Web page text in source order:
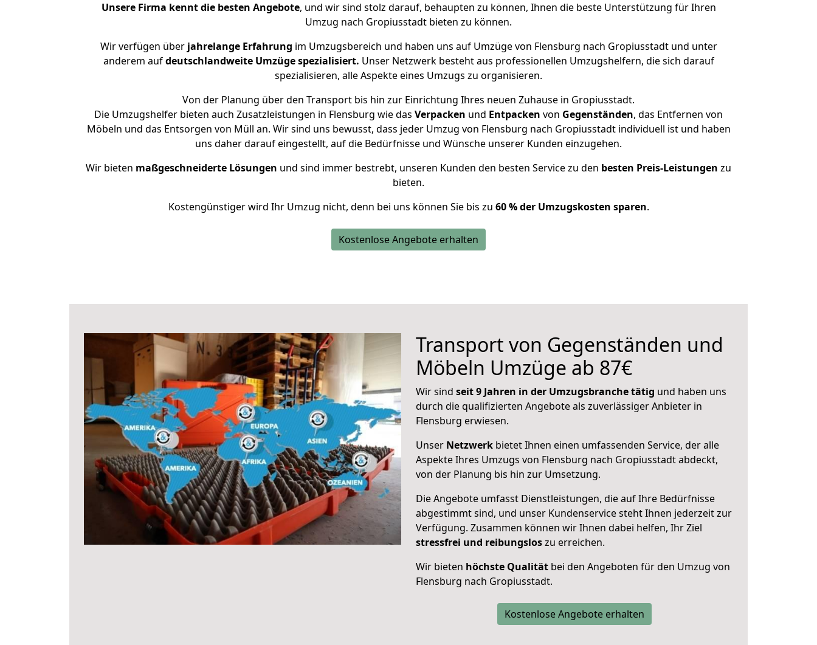
Unsere Firma kennt die besten Angebote, und wir sind stolz darauf, behaupten zu können, Ihnen die beste Unterstützung für Ihren
Umzug nach Gropiusstadt bieten zu können.
Wir verfügen überjahrelange Erfahrung im Umzugsbereich und haben uns auf Umzüge von Flensburg nach Gropiusstadt und unter
anderem aufdeutschlandweite Umzüge spezialisiert. Unser Netzwerk besteht aus professionellen Umzugshelfern, die sich darauf
spezialisieren, alle Aspekte eines Umzugs zu organisieren.
Von der Planung über den Transport bis hin zur Einrichtung Ihres neuen Zuhause in Gropiusstadt.
Die Umzugshelfer bieten auch Zusatzleistungen in Flensburg wie das Verpacken und Entpacken von Gegenständen, das Entfernen von
Möbeln und das Entsorgen von Müll an. Wir sind uns bewusst, dass jeder Umzug von Flensburg nach Gropiusstadt individuell ist und haben
uns daher darauf eingestellt, auf die Bedürfnisse und Wünsche unserer Kunden einzugehen.
Wir bieten maßgeschneiderte Lösungen und sind immer bestrebt, unseren Kunden den besten Service zu den besten Preis-Leistungen zu
bieten.
Kostengünstiger wird Ihr Umzug nicht, denn bei uns können Sie bis zu 60 % der Umzugskosten sparen.
Kostenlose Angebote erhalten
Transport von Gegenständen und
Möbeln Umzüge ab 87€
Wir sind seit 9 Jahren in der Umzugsbranche tätig und haben uns
durch die qualifizierten Angebote als zuverlässiger Anbieter in
Flensburg erwiesen.
Unser Netzwerk bietet Ihnen einen umfassenden Service, der alle
Aspekte Ihres Umzugs von Flensburg nach Gropiusstadt abdeckt,
von der Planung bis hin zur Umsetzung.
Die Angebote umfasst Dienstleistungen, die auf Ihre Bedürfnisse
abgestimmt sind, und unser Kundenservice steht Ihnen jederzeit zur
Verfügung. Zusammen können wir Ihnen dabei helfen, Ihr Ziel
stressfrei und reibungsloszu erreichen.
Wir bieten höchste Qualität bei den Angeboten für den Umzug von
Flensburg nach Gropiusstadt.
Kostenlose Angebote erhalten